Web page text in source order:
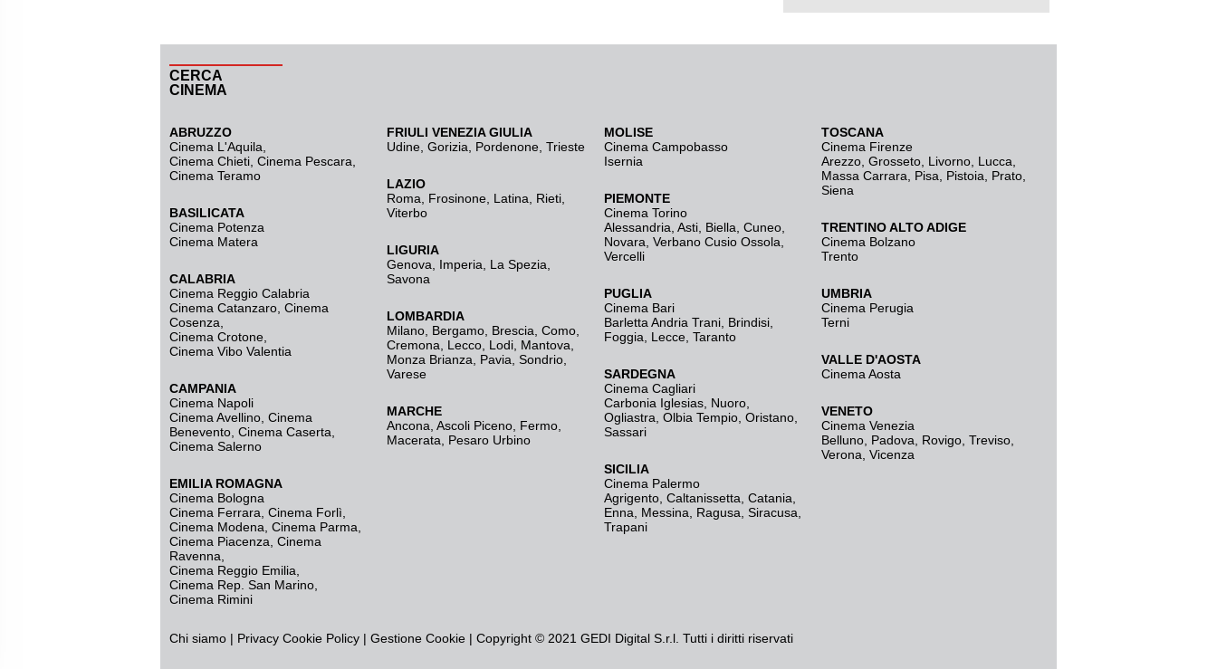
CERCA
CINEMA
ABRUZZO
Cinema L'Aquila
Cinema Chieti, Cinema Pescara,
Cinema Teramo
BASILICATA
Cinema Potenza
Cinema Matera
CALABRIA
Cinema Reggio Calabria
Cinema Catanzaro Cinema
Cosenza
Cinema Crotone
Cinema Vibo Valentia
CAMPANIA
Cinema Napoli
Cinema Avellino Cinema
Benevento Cinema Caserta
Cinema Salerno
EMILIA ROMAGNA
Cinema Bologna
Cinema Ferrara Cinema Forlì
Cinema Modena Cinema Parma
Cinema Piacenza Cinema
Ravenna
Cinema Reggio Emilia
Cinema Rep. San Marino
Cinema Rimini
FRIULI VENEZIA GIULIA
Udine Gorizia Pordenone Trieste
LAZIO
Roma
Frosinone Latina Rieti
Viterbo
LIGURIA
Genova
Imperia La Spezia
Savona
LOMBARDIA
Milano Bergamo Brescia, Como
Cremona
Lecco Lodi Mantova
Monza Brianza
Pavia Sondrio
Varese
MARCHE
Ancona Ascoli Piceno Fermo
Macerata
Pesaro Urbino
MOLISE
Cinema Campobasso
Isernia
PIEMONTE
Cinema Torino
Alessandria Asti Biella Cuneo
Novara Verbano Cusio Ossola
Vercelli
PUGLIA
Cinema Bari
Barletta Andria Trani Brindisi
Foggia
Lecce Taranto
SARDEGNA
Cinema Cagliari
Carbonia Iglesias Nuoro
Ogliastra Olbia Tempio Oristano
Sassari
SICILIA
Cinema Palermo
Agrigento Caltanissetta Catania
Enna
Messina Ragusa Siracusa
Trapani
TOSCANA
Cinema Firenze
Arezzo Grosseto Livorno Lucca
Massa Carrara
Pisa Pistoia Prato
Siena
TRENTINO ALTO ADIGE
Cinema Bolzano
Trento
UMBRIA
Cinema Perugia
Terni
VALLE D'AOSTA
Cinema Aosta
VENETO
Cinema Venezia
Belluno Padova Rovigo Treviso
Verona Vicenza
Chi siamo | Privacy Cookie Policy | Gestione Cookie | Copyright © 2021 GEDI Digital S.r.l. Tutti i diritti riservati